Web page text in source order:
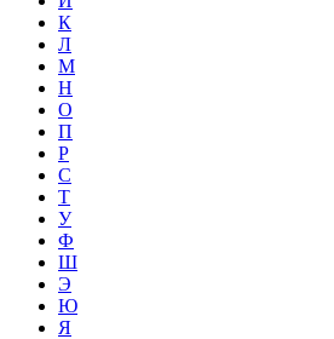
К
Л
М
Н
О
П
Р
С
Т
У
Ф
Ш
Э
Ю
Я